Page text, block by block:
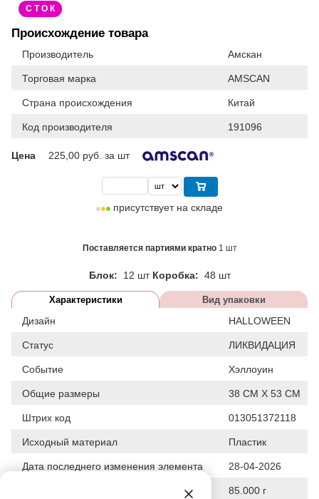
С Т О К
Происхождение товара
Производитель Амскан
Торговая марка AMSCAN
Страна происхождения Китай
Код производителя 191096
Цена 225,00 руб. за шт
присутствует на складе
Поставляется партиями кратно 1 шт
Блок: 12 шт Коробка: 48 шт
Характеристики Вид упаковки
Дизайн HALLOWEEN
Статус ЛИКВИДАЦИЯ
Событие Хэллоуин
Общие размеры 38 СМ Х 53 СМ
Штрих код 013051372118
Исходный материал Пластик
Дата последнего изменения элемента 28-04-2026
85.000 г